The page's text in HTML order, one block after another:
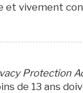
et vivement
Protection
de 13 ans